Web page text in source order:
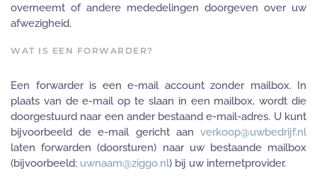
overneemt of andere mededelingen doorgeven over uw
afwezigheid.
WAT IS EEN FORWARDER?
Een forwarder is een e-mail account zonder mailbox. In
plaats van de e-mail op te slaan in een mailbox, wordt die
doorgestuurd naar een ander bestaand e-mail-adres. U kunt
bijvoorbeeld de e-mail gericht aan verkoop@uwbedrijf.nl
laten forwarden (doorsturen) naar uw bestaande mailbox
(bijvoorbeeld: uwnaam@ziggo.nl) bij uw internetprovider.